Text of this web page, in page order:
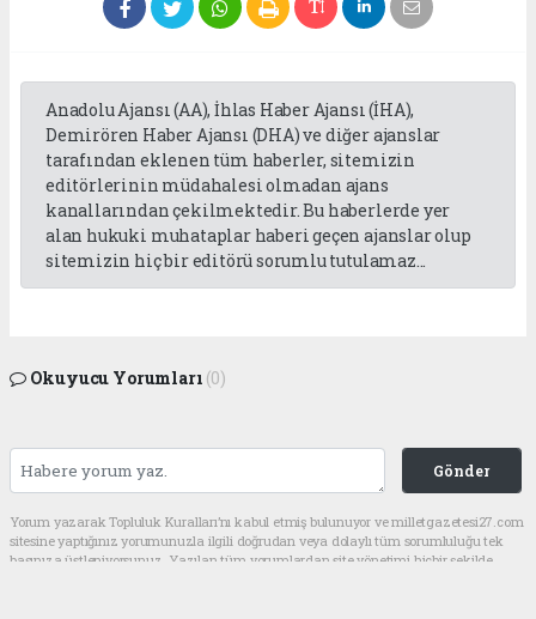
Anadolu Ajansı (AA), İhlas Haber Ajansı (İHA),
Demirören Haber Ajansı (DHA) ve diğer ajanslar
tarafından eklenen tüm haberler, sitemizin
editörlerinin müdahalesi olmadan ajans
kanallarından çekilmektedir. Bu haberlerde yer
alan hukuki muhataplar haberi geçen ajanslar olup
sitemizin hiç bir editörü sorumlu tutulamaz...
Okuyucu Yorumları (0)
Gönder
Yorum yazarak Topluluk Kuralları’nı kabul etmiş bulunuyor ve milletgazetesi27.com
sitesine yaptığınız yorumunuzla ilgili doğrudan veya dolaylı tüm sorumluluğu tek
başınıza üstleniyorsunuz. Yazılan tüm yorumlardan site yönetimi hiçbir şekilde